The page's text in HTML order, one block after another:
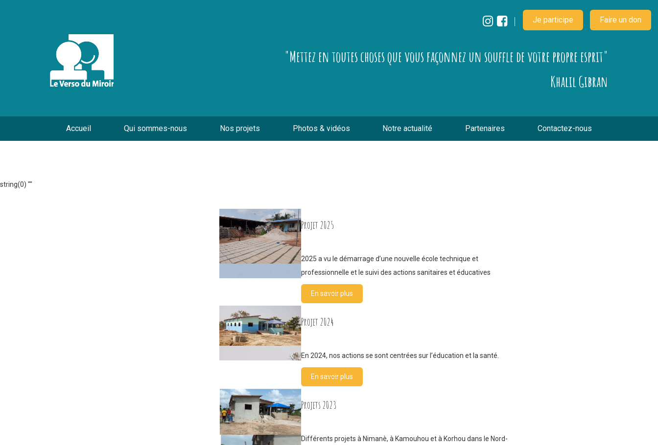
"Mettez en toutes choses que vous façonnez un souffle de votre propre esprit"
Khalil Gibran
Accueil Qui sommes-nous Nos projets Photos & vidéos Notre actualité Partenaires Contactez-nous
Je participe Faire un don
string(0) ""
Projet 2025
2025 a vu le démarrage d’une nouvelle école technique et
professionnelle et le suivi des actions sanitaires et éducatives
En savoir plus
Projet 2024
En 2024, nos actions se sont centrées sur l’éducation et la santé.
En savoir plus
Projets 2023
Différents projets à Nimanè, à Kamouhou et à Korhou dans le Nord-